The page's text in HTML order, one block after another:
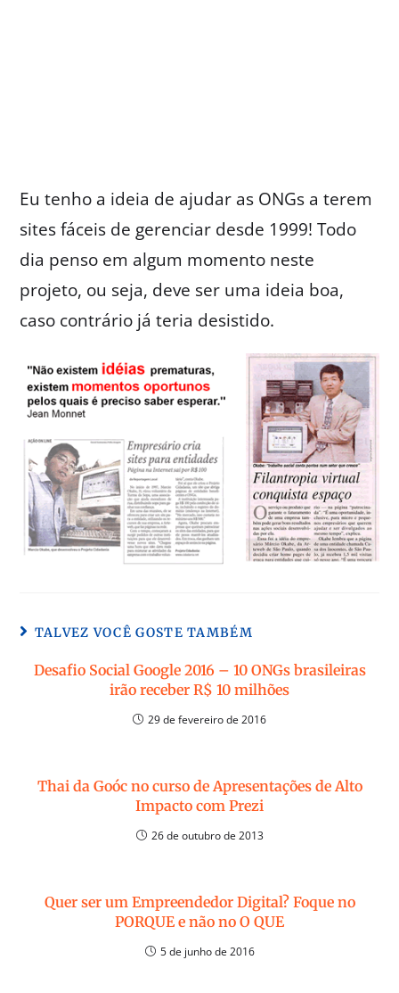
Eu tenho a ideia de ajudar as ONGs a terem
sites fáceis de gerenciar desde 1999! Todo
dia penso em algum momento neste
projeto, ou seja, deve ser uma ideia boa,
caso contrário já teria desistido.
TALVEZ VOCÊ GOSTE TAMBÉM
Desafio Social Google 2016 – 10 ONGs brasileiras
irão receber R$ 10 milhões
29 de fevereiro de 2016
Thai da Goóc no curso de Apresentações de Alto
Impacto com Prezi
26 de outubro de 2013
Quer ser um Empreendedor Digital? Foque no
PORQUE e não no O QUE
5 de junho de 2016